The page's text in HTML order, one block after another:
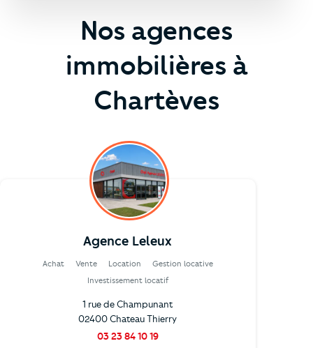
Nos agences
immobilières à
Chartèves
Agence Leleux
Achat Vente Location
Gestion locative
Investissement locatif
1 rue de Champunant
02400 Chateau Thierry
03 23 84 10 19